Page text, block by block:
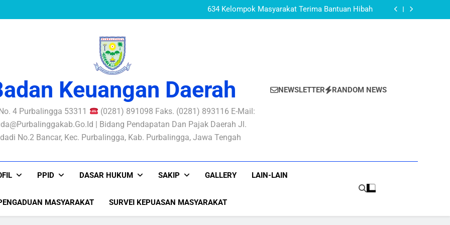
634 Kelompok Masyarakat Terima Bantuan Hibah
Penyerahan DPPA-SKPD TA 2017
Keuangan Daerah
4 Purbalingga 53311
(0281) 891098 Faks. (0281) 893116 E-Mail:
| Bidang Pendapatan Dan Pajak Daerah Jl.
No.2 Bancar, Kec. Purbalingga, Kab. Purbalingga, Jawa Tengah
NEWSLETTER RANDOM NEWS
PPID DASAR HUKUM SAKIP GALLERY LAIN-LAIN
MASYARAKAT SURVEI KEPUASAN MASYARAKAT